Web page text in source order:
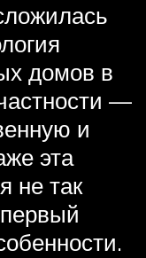
домов в
—
и
эта
не так